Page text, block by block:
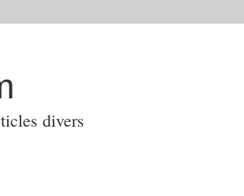
divers